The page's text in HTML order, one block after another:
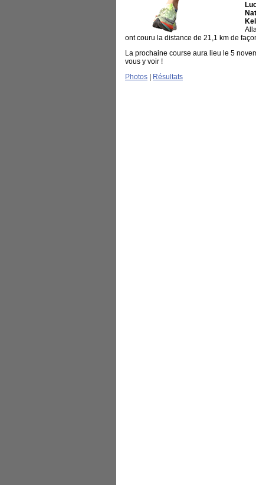
ont couru la distance de 21,1 km de
La prochaine course aura lieu le 5
vous y voir !
Photos
Résultats